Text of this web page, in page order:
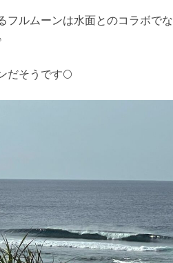
フルムーンは水面とのコラボでな
だそうです🌕